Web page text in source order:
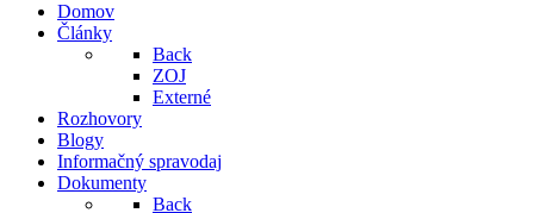
Domov
Články
Back
ZOJ
Externé
Rozhovory
Blogy
Informačný spravodaj
Dokumenty
Back